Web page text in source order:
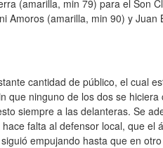
(amarilla, min 79) para el Son
Amoros (amarilla, min 90) y Juan
cantidad de público, el cual
que ninguno de los dos se hiciera
siempre a las delanteras. Se
falta al defensor local, que el
empujando hasta que en